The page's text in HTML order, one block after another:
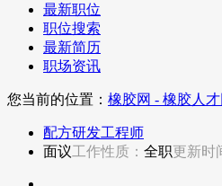
最新职位
职位搜索
最新简历
职场资讯
您当前的位置： 橡胶网 - 橡胶人才
配方研发工程师
面议工作性质： 全职更新时